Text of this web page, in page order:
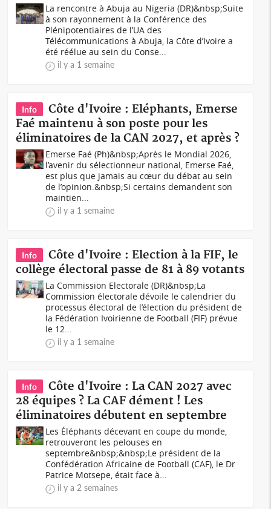
La rencontre à Abuja au Nigeria (DR)&nbsp;Suite
à son rayonnement à la Conférence des
Plénipotentiaires de l’UA des
Télécommunications à Abuja, la Côte d’Ivoire a
été réélue au sein du Conse...
il y a 1 semaine
Info
Côte d'Ivoire : Eléphants, Emerse
Faé maintenu à son poste pour les
éliminatoires de la CAN 2027, et après ?
Emerse Faé (Ph)&nbsp;Après le Mondial 2026,
l’avenir du sélectionneur national, Emerse Faé,
est plus que jamais au cœur du débat au sein
de l’opinion.&nbsp;Si certains demandent son
maintien...
il y a 1 semaine
Info
Côte d'Ivoire : Election à la FIF, le
collège électoral passe de 81 à 89 votants
La Commission Electorale (DR)&nbsp;La
Commission électorale dévoile le calendrier du
processus électoral de l’élection du président de
la Fédération Ivoirienne de Football (FIF) prévue
le 12...
il y a 1 semaine
Info
Côte d'Ivoire : La CAN 2027 avec
28 équipes ? La CAF dément ! Les
éliminatoires débutent en septembre
Les Éléphants décevant en coupe du monde,
retrouveront les pelouses en
septembre&nbsp;&nbsp;Le président de la
Confédération Africaine de Football (CAF), le Dr
Patrice Motsepe, était face à...
il y a 2 semaines